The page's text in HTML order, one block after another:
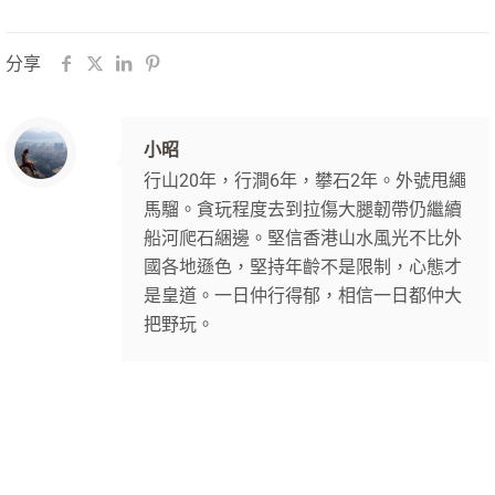
分享
小昭
行山20年，行澗6年，攀石2年。外號甩繩
馬騮。貪玩程度去到拉傷大腿韌帶仍繼續
船河爬石綑邊。堅信香港山水風光不比外
國各地遜色，堅持年齡不是限制，心態才
是皇道。一日仲行得郁，相信一日都仲大
把野玩。